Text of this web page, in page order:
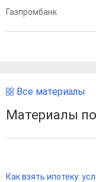
Газпромбанк
Все материалы
Материалы
Как взять ипотеку: